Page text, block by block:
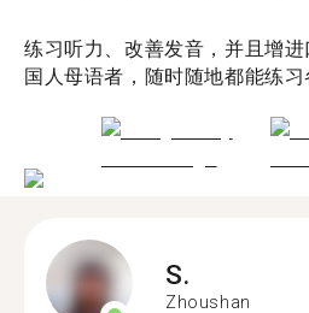
练习听力、改善发音，并且增
国人母语者，随时随地都能练习
S.
Zhoushan